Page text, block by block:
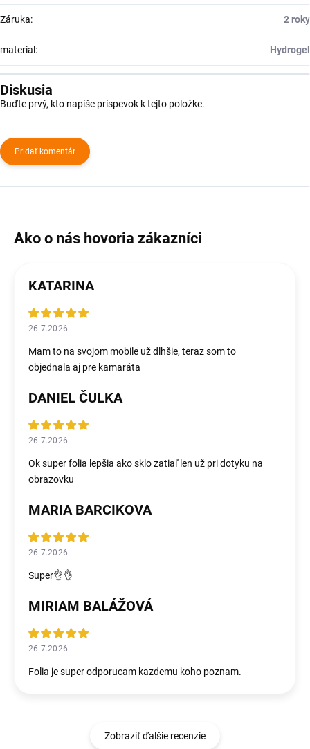
Záruka: 2 roky
material: Hydrogel
Diskusia
Buďte prvý, kto napíše príspevok k tejto položke.
Pridať komentár
KATARINA
26.7.2026
Mam to na svojom mobile už dlhšie, teraz som to
objednala aj pre kamaráta
DANIEL ČULKA
26.7.2026
Ok super folia lepšia ako sklo zatiaľ len už pri dotyku na
obrazovku
MARIA BARCIKOVA
26.7.2026
Super👌👌
MIRIAM BALÁŽOVÁ
26.7.2026
Folia je super odporucam kazdemu koho poznam.
Zobraziť ďalšie recenzie